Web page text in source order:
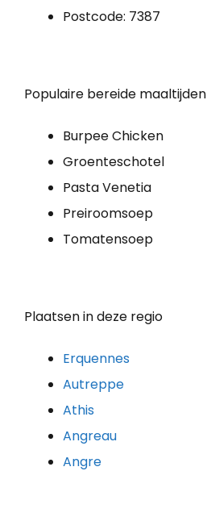
Postcode: 7387
Populaire bereide maaltijden
Burpee Chicken
Groenteschotel
Pasta Venetia
Preiroomsoep
Tomatensoep
Plaatsen in deze regio
Erquennes
Autreppe
Athis
Angreau
Angre